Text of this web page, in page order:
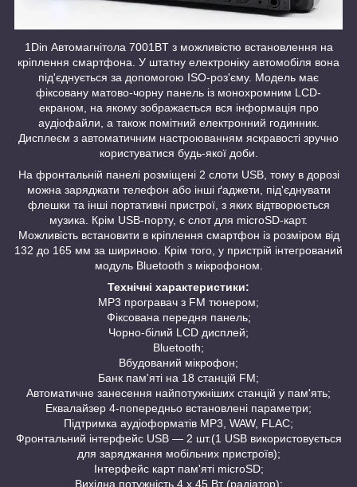
1Din Автомагнітола 7001BT з можливістю встановлення на
кріплення смартфона. У штатну електроніку автомобіля вона
під'єднується за допомогою ISO-роз'єму. Модель має
фіксовану матово-чорну панель із монохромним LCD-
екраном, на якому зображається вся інформація про
аудіофайли, а також помітний електронний годинник.
Дисплеєм з автоматичним настроюванням яскравості зручно
користуватися будь-якої доби.
На фронтальній панелі розміщені 2 слоти USB, тому в дорозі
можна заряджати телефон або інші ґаджети, під'єднувати
флешки та інші портативні пристрої, з яких відтворюється
музика. Крім USB-порту, є слот для microSD-карт.
Можливість встановити в кріплення смартфон із розміром від
132 до 165 мм за шириною. Крім того, у пристрій інтегрований
модуль Bluetooth з мікрофоном.
Технічні характеристики:
MP3 програвач з FM тюнером;
Фіксована передня панель;
Чорно-білий LCD дисплей;
Bluetooth;
Вбудований мікрофон;
Банк пам'яті на 18 станцій FM;
Автоматичне занесення найпотужніших станцій у пам'ять;
Еквалайзер 4-попередньо встановлені параметри;
Підтримка аудіоформатів MP3, WAW, FLAC;
Фронтальний інтерфейс USB — 2 шт.(1 USB використовується
для заряджання мобільних пристроїв);
Інтерфейс карт пам'яті microSD;
Вихідна потужність 4 х 45 Вт (радіатор);